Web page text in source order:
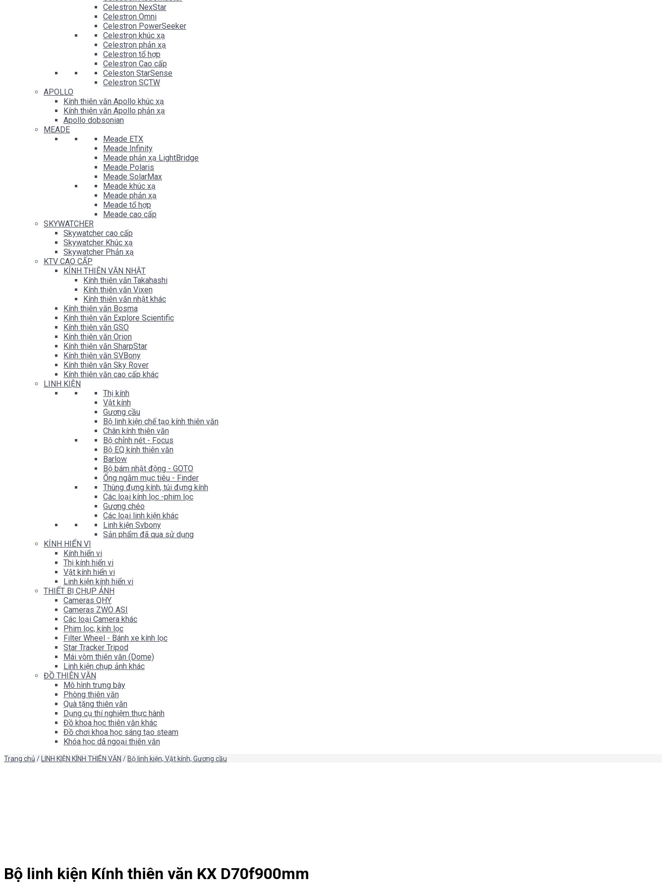
Celestron NexStar
Celestron Omni
Celestron PowerSeeker
Celestron khúc xạ
Celestron phản xạ
Celestron tổ hợp
Celestron Cao cấp
Celeston StarSense
Celestron SCTW
APOLLO
Kính thiên văn Apollo khúc xạ
Kính thiên văn Apollo phản xạ
Apollo dobsonian
MEADE
Meade ETX
Meade Infinity
Meade phản xạ LightBridge
Meade Polaris
Meade SolarMax
Meade khúc xạ
Meade phản xạ
Meade tổ hợp
Meade cao cấp
SKYWATCHER
Skywatcher cao cấp
Skywatcher Khúc xạ
Skywatcher Phản xạ
KTV CAO CẤP
KÍNH THIÊN VĂN NHẬT
Kính thiên văn Takahashi
Kính thiên văn Vixen
Kính thiên văn nhật khác
Kính thiên văn Bosma
Kính thiên văn Explore Scientific
Kính thiên văn GSO
Kính thiên văn Orion
Kính thiên văn SharpStar
Kính thiên văn SVBony
Kính thiên văn Sky Rover
Kính thiên văn cao cấp khác
LINH KIỆN
Thị kính
Vật kính
Gương cầu
Bộ linh kiện chế tạo kính thiên văn
Chân kính thiên văn
Bộ chỉnh nét - Focus
Bộ EQ kính thiên văn
Barlow
Bộ bám nhật động - GOTO
Ống ngắm mục tiêu - Finder
Thùng đựng kính, túi đựng kính
Các loại kính lọc -phim lọc
Gương chéo
Các loại linh kiện khác
Linh kiện Svbony
Sản phẩm đã qua sử dụng
KÍNH HIỂN VI
Kính hiển vi
Thị kính hiển vi
Vật kính hiển vi
Linh kiện kính hiển vi
THIẾT BỊ CHỤP ẢNH
Cameras QHY
Cameras ZWO ASI
Các loại Camera khác
Phim lọc, kính lọc
Filter Wheel - Bánh xe kính lọc
Star Tracker Tripod
Mái vòm thiên văn (Dome)
Linh kiện chụp ảnh khác
ĐỒ THIÊN VĂN
Mô hình trưng bày
Phòng thiên văn
Quà tặng thiên văn
Dụng cụ thí nghiệm thực hành
Đồ khoa học thiên văn khác
Đồ chơi khoa học sáng tạo steam
Khóa học dã ngoại thiên văn
Trang chủ / LINH KIỆN KÍNH THIÊN VĂN / Bộ linh kiện, Vật kính, Gương cầu
Bộ linh kiện Kính thiên văn KX D70f900mm